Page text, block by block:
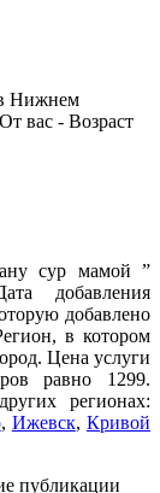
Нижнем
вас - Возраст
сур мамой ”
добавления
добавлено
в котором
Цена услуги
равно 1299.
регионах:
, Ижевск,Кривой
публикации